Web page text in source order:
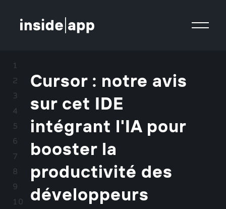
Cursor : notre avis
sur cet IDE
intégrant l'IA pour
booster la
productivité des
développeurs